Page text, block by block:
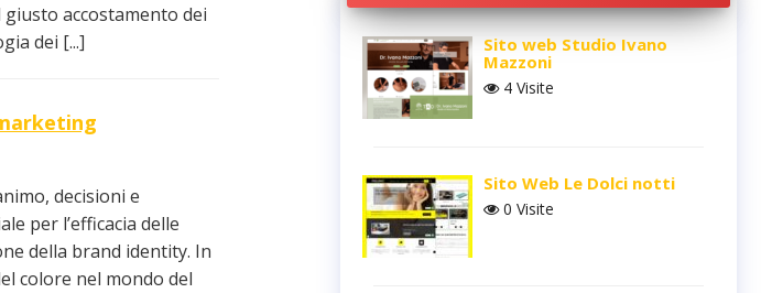
accostamento dei
dei [...]
decisioni e
per l’efficacia delle
della brand identity. In
colore nel mondo del
Sito web Studio Ivano
Mazzoni
4 Visite
Sito Web Le Dolci notti
0 Visite